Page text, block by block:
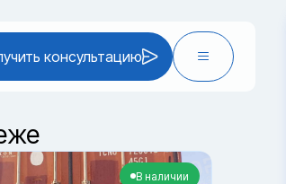
консультацию
В наличии